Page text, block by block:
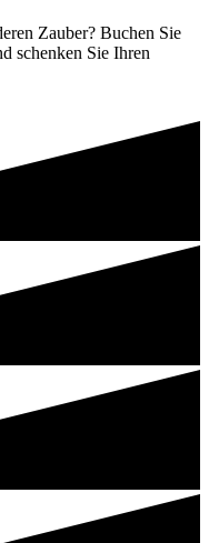
Zauber? Buchen Sie
schenken Sie Ihren